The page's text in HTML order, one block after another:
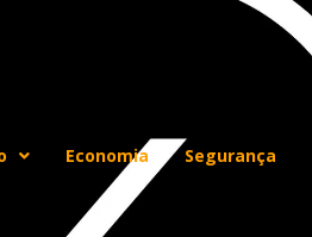
Economia Segurança